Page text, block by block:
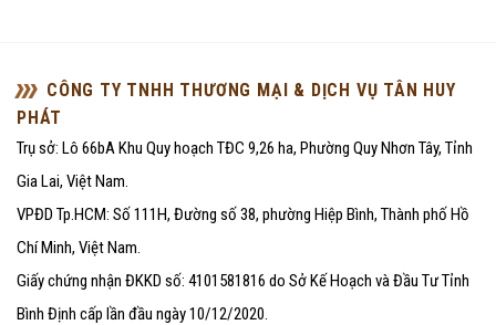
CÔNG TY TNHH THƯƠNG MẠI & DỊCH VỤ TÂN HUY
PHÁT
Trụ sở: Lô 66bA Khu Quy hoạch TĐC 9,26 ha, Phường Quy Nhơn Tây, Tỉnh
Gia Lai, Việt Nam.
VPĐD Tp.HCM: Số 111H, Đường số 38, phường Hiệp Bình, Thành phố Hồ
Chí Minh, Việt Nam.
Giấy chứng nhận ĐKKD số: 4101581816 do Sở Kế Hoạch và Đầu Tư Tỉnh
Bình Định cấp lần đầu ngày 10/12/2020.